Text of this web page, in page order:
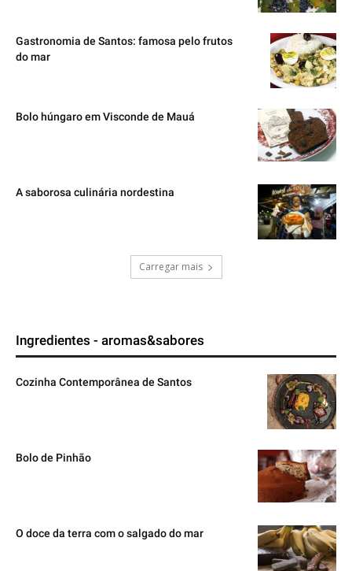
Gastronomia de Santos: famosa pelo frutos
do mar
Bolo húngaro em Visconde de Mauá
A saborosa culinária nordestina
Carregar mais
Ingredientes - aromas&sabores
Cozinha Contemporânea de Santos
Bolo de Pinhão
O doce da terra com o salgado do mar